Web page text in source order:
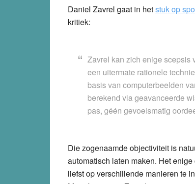
Daniel Zavrel gaat in hetstuk op
kritiek:
Zavrel kan zich enige scepsis
een uitermate rationele
basis van computerbeelden
berekend via geavanceerde
pas, géén gevoelsmatig
Die zogenaamde objectiviteit is
automatisch laten maken. Het
liefst op verschillende manieren te